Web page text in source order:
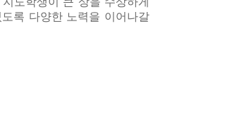
록 다양한 노력을 이어나갈